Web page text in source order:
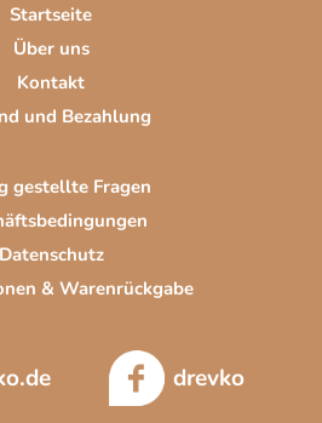
Startseite
Über uns
Kontakt
und Bezahlung
gestellte Fragen
Datenschutz
& Warenrückgabe
drevko